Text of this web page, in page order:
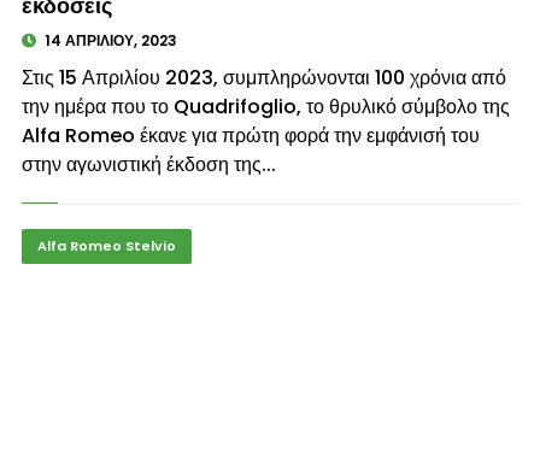
14 ΑΠΡΙΛΊΟΥ, 2023
Στις 15 Απριλίου 2023, συμπληρώνονται 100 χρόνια από
την ημέρα που το Quadrifoglio, το θρυλικό σύμβολο της
Alfa Romeo έκανε για πρώτη φορά την εμφάνισή του
στην αγωνιστική έκδοση της...
Alfa Romeo Stelvio